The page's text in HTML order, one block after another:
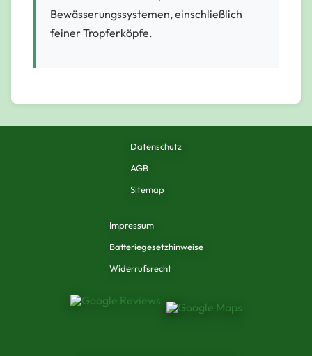
Bewässerungssystemen, einschließlich
feiner Tropferköpfe.
Datenschutz
AGB
Sitemap
Impressum
Batteriegesetzhinweise
Widerrufsrecht